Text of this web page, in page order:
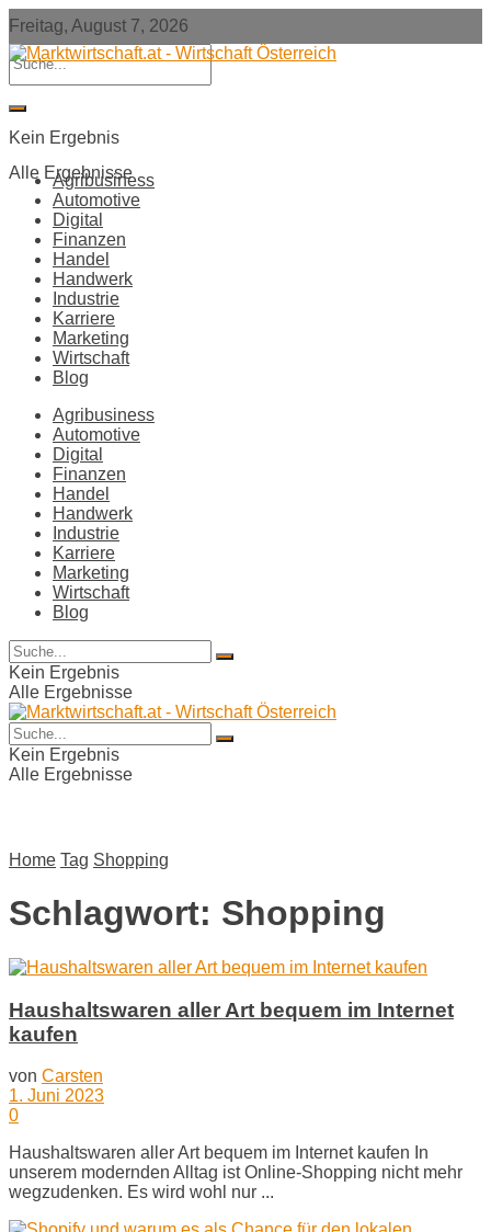
Freitag, August 7, 2026
Kein Ergebnis
Alle Ergebnisse
Agribusiness
Automotive
Digital
Finanzen
Handel
Handwerk
Industrie
Karriere
Marketing
Wirtschaft
Blog
Agribusiness
Automotive
Digital
Finanzen
Handel
Handwerk
Industrie
Karriere
Marketing
Wirtschaft
Blog
Kein Ergebnis
Alle Ergebnisse
Kein Ergebnis
Alle Ergebnisse
Home Tag Shopping
Schlagwort: Shopping
Haushaltswaren aller Art bequem im Internet
kaufen
von Carsten
1. Juni 2023
0
Haushaltswaren aller Art bequem im Internet kaufen In
unserem modernden Alltag ist Online-Shopping nicht mehr
wegzudenken. Es wird wohl nur ...